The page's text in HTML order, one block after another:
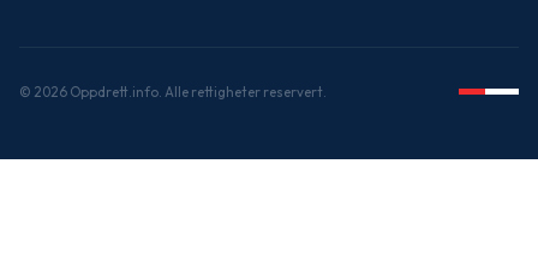
© 2026 Oppdrett.info. Alle rettigheter reservert.